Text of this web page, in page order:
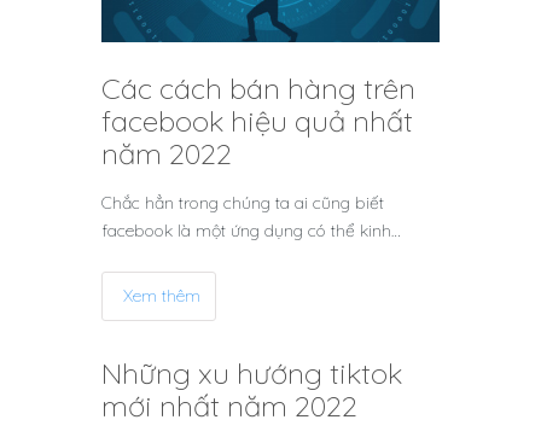
Các cách bán hàng trên
facebook hiệu quả nhất
năm 2022
Chắc hẳn trong chúng ta ai cũng biết
facebook là một ứng dụng có thể kinh…
Xem thêm
Những xu hướng tiktok
mới nhất năm 2022